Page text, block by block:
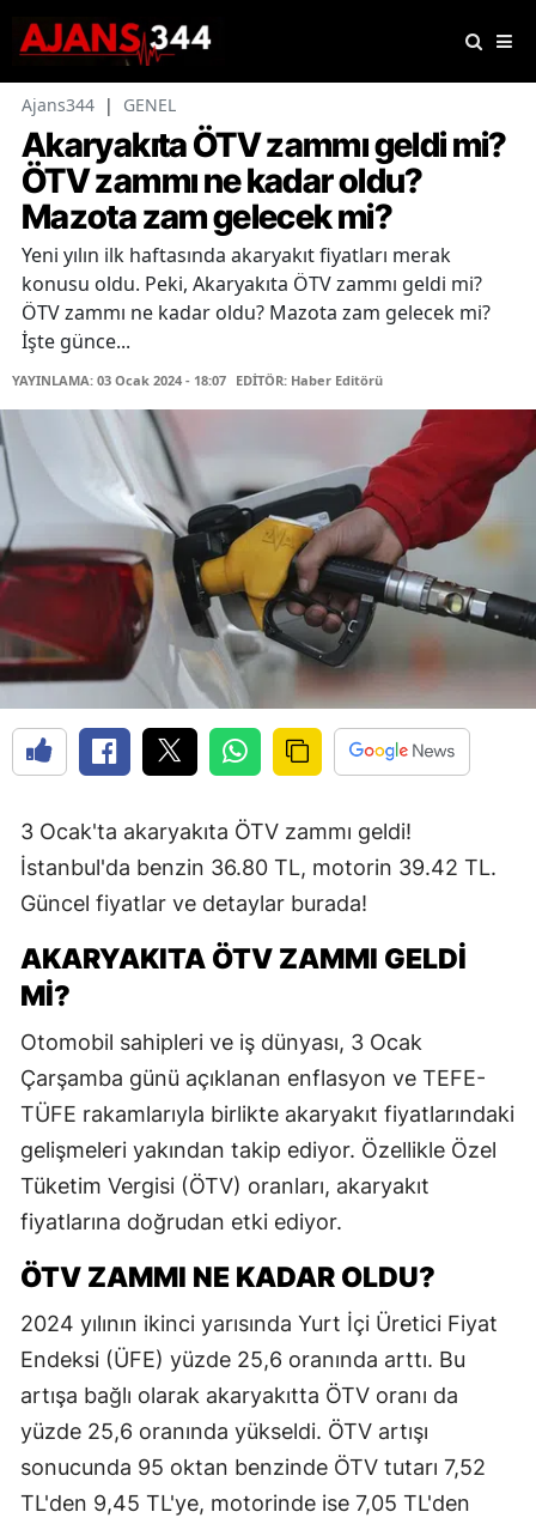
Ajans344 | GENEL
Akaryakıta ÖTV zammı geldi mi?
ÖTV zammı ne kadar oldu?
Mazota zam gelecek mi?
Yeni yılın ilk haftasında akaryakıt fiyatları merak
konusu oldu. Peki, Akaryakıta ÖTV zammı geldi mi?
ÖTV zammı ne kadar oldu? Mazota zam gelecek mi?
İşte günce...
YAYINLAMA: 03 Ocak 2024 - 18:07 EDİTÖR: Haber Editörü
3 Ocak'ta akaryakıta ÖTV zammı geldi!
İstanbul'da benzin 36.80 TL, motorin 39.42 TL.
Güncel fiyatlar ve detaylar burada!
AKARYAKITA ÖTV ZAMMI GELDİ
Mİ?
Otomobil sahipleri ve iş dünyası, 3 Ocak
Çarşamba günü açıklanan enflasyon ve TEFE-
TÜFE rakamlarıyla birlikte akaryakıt fiyatlarındaki
gelişmeleri yakından takip ediyor. Özellikle Özel
Tüketim Vergisi (ÖTV) oranları, akaryakıt
fiyatlarına doğrudan etki ediyor.
ÖTV ZAMMI NE KADAR OLDU?
2024 yılının ikinci yarısında Yurt İçi Üretici Fiyat
Endeksi (ÜFE) yüzde 25,6 oranında arttı. Bu
artışa bağlı olarak akaryakıtta ÖTV oranı da
yüzde 25,6 oranında yükseldi. ÖTV artışı
sonucunda 95 oktan benzinde ÖTV tutarı 7,52
TL'den 9,45 TL'ye, motorinde ise 7,05 TL'den